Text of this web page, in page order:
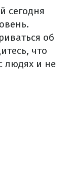
сегодня
об
что
людях и не